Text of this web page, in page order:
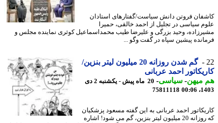
فروتن دانش سیاست/گفتارهای استادان
سیاسی در تجلیل از احمد خالقی، حمیرا
وحید بزرگی و علیرضا طیب محمداسماعیل کوثری نماینده مجلس و
پیشین سپاه در گفت‏ وگو ...
گم شدن روزانه 20 میلیون لیتر بنزین/
احمد عربانی
میهن-سیاسی-
20 ماه پیش - یکشنبه 2 دی
75811118
احمد عربانی به این گفته مسعود پزشکیان
که روزانه 20 میلیون لیتر بنزین، گم می شود! اشاره